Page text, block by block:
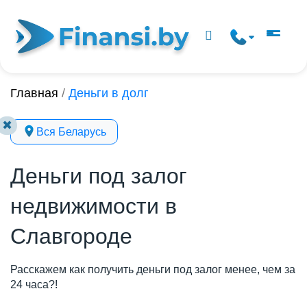
✖
Главная / Деньги в долг
Вся Беларусь
Деньги под залог
недвижимости в
Славгороде
Расскажем как получить деньги под залог менее, чем за
24 часа?!